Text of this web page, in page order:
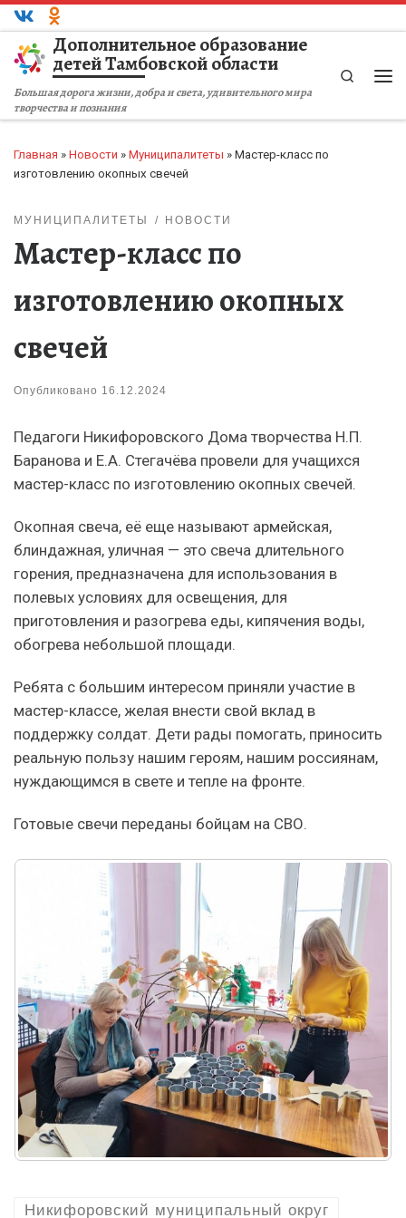
Перейти к содержимому
Дополнительное образование
детей Тамбовской области
Большая дорога жизни, добра и света, удивительного мира
творчества и познания
Search
Главная » Новости » Муниципалитеты » Мастер-класс по
изготовлению окопных свечей
МУНИЦИПАЛИТЕТЫ НОВОСТИ
Мастер-класс по
изготовлению окопных
свечей
Опубликовано 16.12.2024
Педагоги Никифоровского Дома творчества Н.П.
Баранова и Е.А. Стегачëва провели для учащихся
мастер-класс по изготовлению окопных свечей.
Окопная свеча, её еще называют армейская,
блиндажная, уличная — это свеча длительного
горения, предназначена для использования в
полевых условиях для освещения, для
приготовления и разогрева еды, кипячения воды,
обогрева небольшой площади.
Ребята с большим интересом приняли участие в
мастер-классе, желая внести свой вклад в
поддержку солдат. Дети рады помогать, приносить
реальную пользу нашим героям, нашим россиянам,
нуждающимся в свете и тепле на фронте.
Готовые свечи переданы бойцам на СВО.
Никифоровский муниципальный округ